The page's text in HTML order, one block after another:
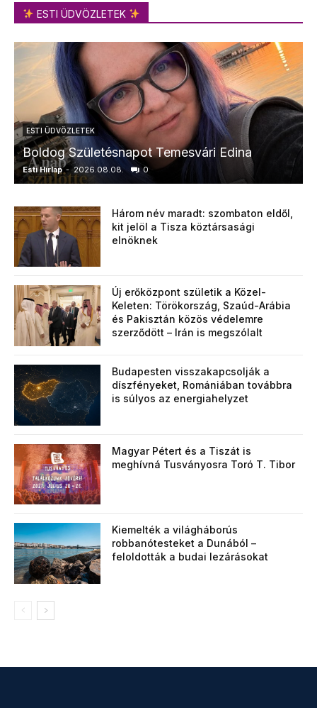
ESTI ÜDVÖZLETEK
ESTI ÜDVÖZLETEK
Boldog Születésnapot Temesvári Edina
Esti Hírlap - 2026.08.08. 0
Három név maradt: szombaton eldől,
kit jelöl a Tisza köztársasági
elnöknek
Új erőközpont születik a Közel-
Keleten: Törökország, Szaúd-Arábia
és Pakisztán közös védelemre
szerződött – Irán is megszólalt
Budapesten visszakapcsolják a
díszfényeket, Romániában továbbra
is súlyos az energiahelyzet
Magyar Pétert és a Tiszát is
meghívná Tusványosra Toró T. Tibor
Kiemelték a világháborús
robbanótesteket a Dunából –
feloldották a budai lezárásokat